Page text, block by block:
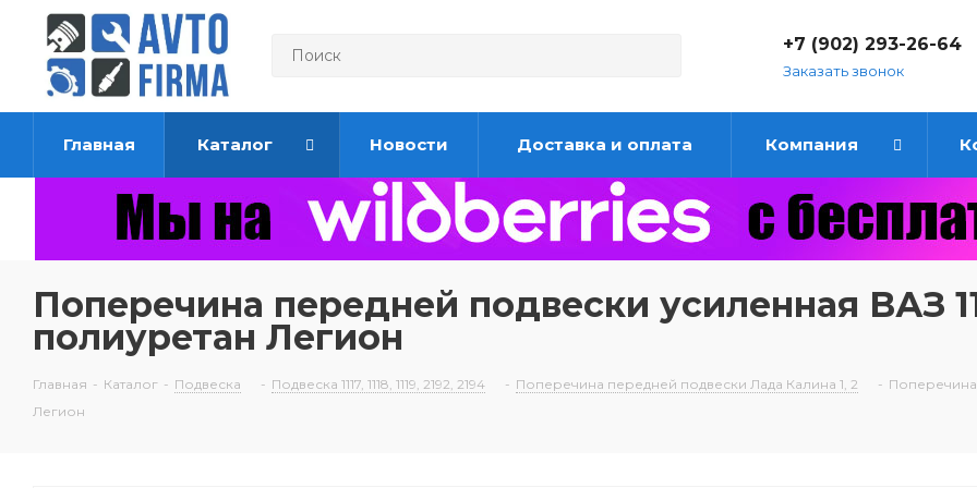
+7 (902) 293-26-64
Заказать звонок
Главная Каталог Новости Доставка и оплата Компания
Поперечина передней подвески усиленная ВАЗ
полиуретан Легион
Главная - Каталог - Подвеска - Подвеска 1117, 1118, 1119, 2192, 2194 - Поперечина передней подвески Лада Калина 1, 2 - Поперечина
Легион